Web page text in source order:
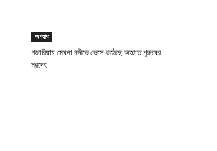
অপরাধ
গজারিয়ায় মেঘনা নদীতে ভেসে উঠেছে অজ্ঞাত পুরুষের
মরদেহ